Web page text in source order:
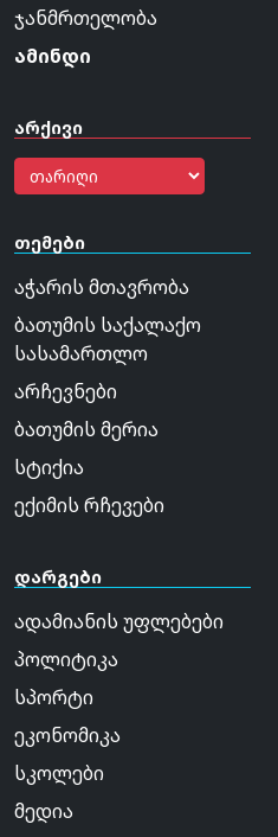
ჯანმრთელობა
ამინდი
არქივი
თემები
აჭარის მთავრობა
ბათუმის საქალაქო
სასამართლო
არჩევნები
ბათუმის მერია
სტიქია
ექიმის რჩევები
დარგები
ადამიანის უფლებები
პოლიტიკა
სპორტი
ეკონომიკა
სკოლები
მედია